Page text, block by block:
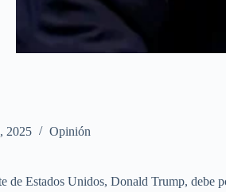
2025 Opinión
de Estados Unidos, Donald Trump, debe